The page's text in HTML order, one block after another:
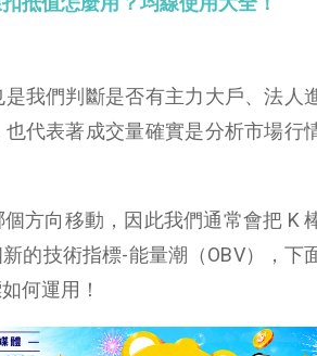
我們判斷是否有主力大戶、法人
代表著成交量確實是分析市場行
方向移動，因此我們通常會把 K
的技術指標-能量潮（OBV），下
何運用！